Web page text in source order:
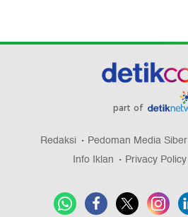
part of
Redaksi Pedoman Media Siber
Info Iklan
Privacy Policy